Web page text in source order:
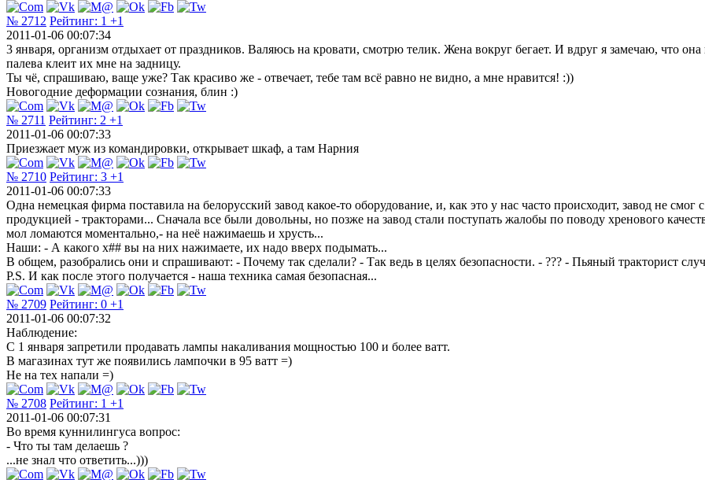
№ 2712 Рейтинг: 1 +1
2011-01-06 00:07:34
3 января, организм отдыхает от праздников. Валяюсь на кровати, смотрю телик. Жена вокруг бегает. И вдруг я замечаю, что она
палева клеит их мне на задницу.
Ты чё, спрашиваю, ваще уже? Так красиво же - отвечает, тебе там всё равно не видно, а мне нравится! :))
Новогодние деформации сознания, блин :)
№ 2711 Рейтинг: 2 +1
2011-01-06 00:07:33
Приезжает муж из командировки, открывает шкаф, а там Нарния
№ 2710 Рейтинг: 3 +1
2011-01-06 00:07:33
Одна немецкая фирма поставила на белорусский завод какое-то оборудование, и, как это у нас часто происходит, завод не смог
продукцией - тракторами... Сначала все были довольны, но позже на завод стали поступать жалобы по поводу хренового
мол ломаются моментально,- на неё нажимаешь и хрусть...
Наши: - А какого х## вы на них нажимаете, их надо вверх подымать...
В общем, разобрались они и спрашивают: - Почему так сделали? - Так ведь в целях безопасности. - ??? - Пьяный тракторист
P.S. И как после этого получается - наша техника самая безопасная...
№ 2709 Рейтинг: 0 +1
2011-01-06 00:07:32
Наблюдение:
С 1 января запретили продавать лампы накаливания мощностью 100 и более ватт.
В магазинах тут же появились лампочки в 95 ватт =)
Не на тех напали =)
№ 2708 Рейтинг: 1 +1
2011-01-06 00:07:31
Во время куннилингуса вопрос:
- Что ты там делаешь ?
...не знал что ответить...)))